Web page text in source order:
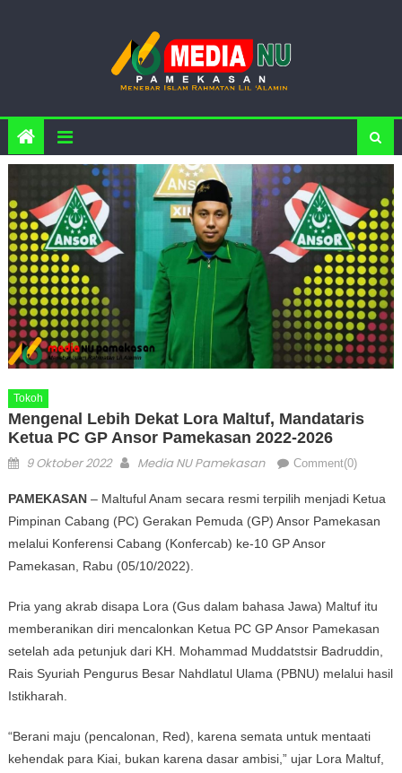
Tokoh
Mengenal Lebih Dekat Lora Maltuf, Mandataris
Ketua PC GP Ansor Pamekasan 2022-2026
Posted on
9 Oktober 2022 Author
Media NU Pamekasan Comment(0)
PAMEKASAN– Maltuful Anam secara resmi terpilih menjadi Ketua
Pimpinan Cabang (PC) Gerakan Pemuda (GP) Ansor Pamekasan
melalui Konferensi Cabang (Konfercab) ke-10 GP Ansor
Pamekasan, Rabu (05/10/2022).
Pria yang akrab disapa Lora (Gus dalam bahasa Jawa) Maltuf itu
memberanikan diri mencalonkan Ketua PC GP Ansor Pamekasan
setelah ada petunjuk dari KH. Mohammad Muddatstsir Badruddin,
Rais Syuriah Pengurus Besar Nahdlatul Ulama (PBNU) melalui hasil
Istikharah.
“Berani maju (pencalonan, Red), karena semata untuk mentaati
kehendak para Kiai, bukan karena dasar ambisi,” ujar Lora Maltuf,